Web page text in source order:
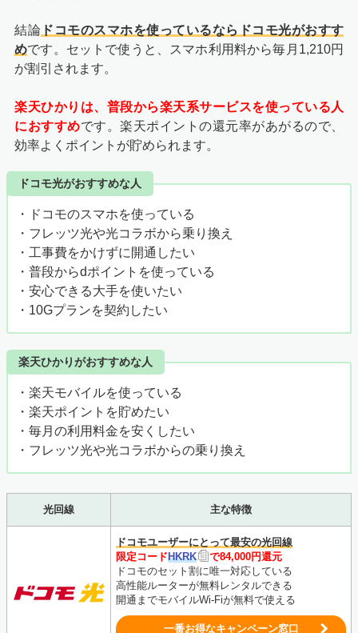
結論 ドコモのスマホを使っているならドコモ光がおすす
めです。セットで使うと、スマホ利用料から毎月1,210円
が割引されます。
楽天ひかりは、普段から楽天系サービスを使っている人
におすすめです。楽天ポイントの還元率があがるので、
効率よくポイントが貯められます。
ドコモ光がおすすめな人
・ドコモのスマホを使っている
・フレッツ光や光コラボから乗り換え
・工事費をかけずに開通したい
・普段からdポイントを使っている
・安心できる大手を使いたい
・10Gプランを契約したい
楽天ひかりがおすすめな人
・楽天モバイルを使っている
・楽天ポイントを貯めたい
・毎月の利用料金を安くしたい
・フレッツ光や光コラボからの乗り換え
光回線 主な特徴
ドコモユーザーにとって最安の光回線
限定コードHKRK
で84,000円還元
ドコモのセット割に唯一対応している
高性能ルーターが無料レンタルできる
開通までモバイルWi-Fiが無料で使える
一番お得なキャンペーン窓口